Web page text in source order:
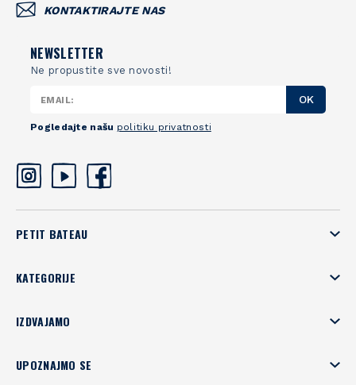
KONTAKTIRAJTE NAS
NEWSLETTER
Ne propustite sve novosti!
OK
Pogledajte našu politiku privatnosti
PETIT BATEAU
KATEGORIJE
IZDVAJAMO
UPOZNAJMO SE